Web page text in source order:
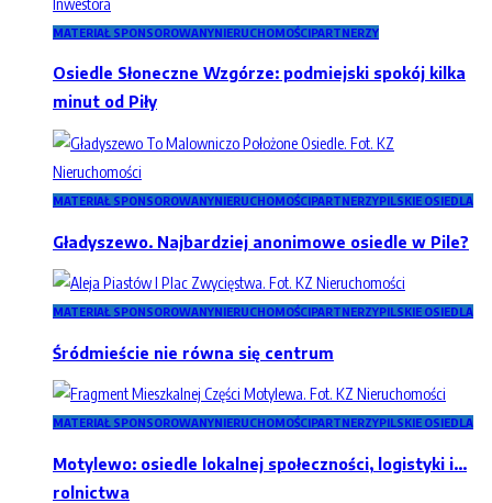
MATERIAŁ SPONSOROWANYNIERUCHOMOŚCIPARTNERZY
Osiedle Słoneczne Wzgórze: podmiejski spokój kilka
minut od Piły
MATERIAŁ SPONSOROWANYNIERUCHOMOŚCIPARTNERZYPILSKIE OSIEDLA
Gładyszewo. Najbardziej anonimowe osiedle w Pile?
MATERIAŁ SPONSOROWANYNIERUCHOMOŚCIPARTNERZYPILSKIE OSIEDLA
Śródmieście nie równa się centrum
MATERIAŁ SPONSOROWANYNIERUCHOMOŚCIPARTNERZYPILSKIE OSIEDLA
Motylewo: osiedle lokalnej społeczności, logistyki i…
rolnictwa